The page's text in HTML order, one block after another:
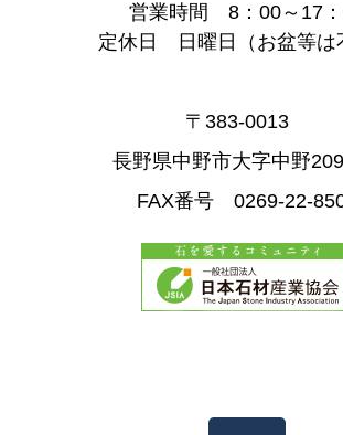
営業時間 8：00～17
定休日 日曜日（お盆等は
〒383-0013
長野県中野市大字中野
FAX番号 0269-22-